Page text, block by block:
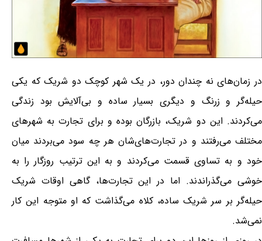
در زمان‌های نه چندان دور، در یک شهر کوچک دو شریک که یکی
حیله‌گر و زرنگ و دیگری بسیار ساده و بی‌آلایش بود زندگی
می‌کردند. این دو شریک، بازرگان بوده و برای تجارت به شهرهای
مختلف می‌رفتند و در تجارت‌های‌شان هر چه سود می‌بردند میان
خود و به تساوی قسمت می‌کردند و به این ترتیب روزگار را به
خوشی می‌گذراندند. اما در این تجارت‌ها، گاهی اوقات شریک
حیله‌گر بر سر شریک ساده، کلاه می‌گذاشت که او متوجه این کار
نمی‌شد.